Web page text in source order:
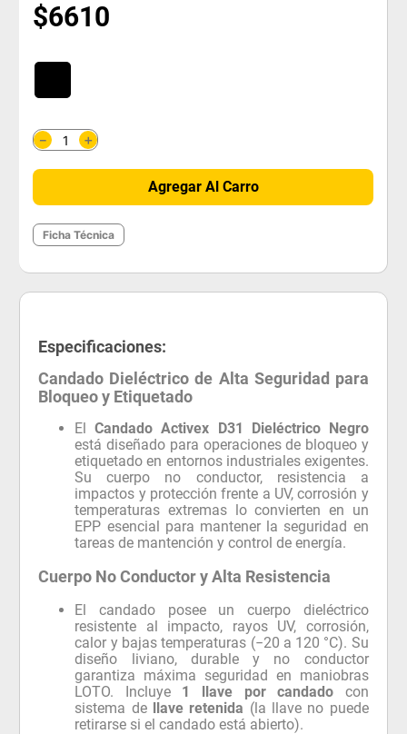
$6610
＋
－
Agregar Al Carro
Ficha Técnica
Especificaciones:
Candado Dieléctrico de Alta Seguridad para
Bloqueo y Etiquetado
ElCandado Activex D31 Dieléctrico Negro
está diseñado para operaciones de bloqueo y
etiquetado en entornos industriales exigentes.
Su cuerpo no conductor, resistencia a
impactos y protección frente a UV, corrosión y
temperaturas extremas lo convierten en un
EPP esencial para mantener la seguridad en
tareas de mantención y control de energía.
Cuerpo No Conductor y Alta Resistencia
El candado posee un cuerpo dieléctrico
resistente al impacto, rayos UV, corrosión,
calor y bajas temperaturas (−20 a 120 °C). Su
diseño liviano, durable y no conductor
garantiza máxima seguridad en maniobras
LOTO. Incluye 1 llave por candado con
sistema de llave retenida (la llave no puede
retirarse si el candado está abierto).